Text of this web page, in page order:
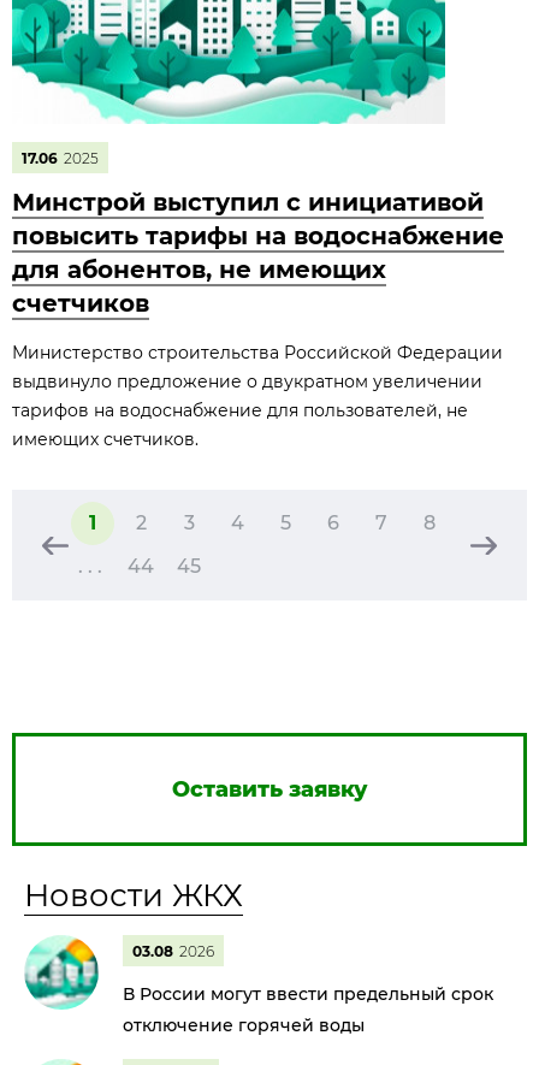
17.06 2025
Минстрой выступил с инициативой
повысить тарифы на водоснабжение
для абонентов, не имеющих
счетчиков
Министерство строительства Российской Федерации
выдвинуло предложение о двукратном увеличении
тарифов на водоснабжение для пользователей, не
имеющих счетчиков.
1 2 3 4 5 6 7
8
. . .
44 45
Оставить заявку
Новости ЖКХ
03.08 2026
В России могут ввести предельный срок
отключение горячей воды